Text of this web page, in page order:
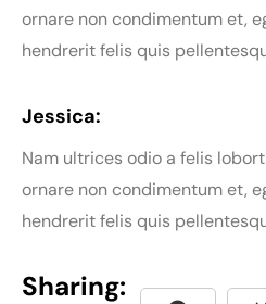
ornare non condimentum et,
hendrerit felis quis
Jessica:
Nam ultrices odio a felis
ornare non condimentum et,
hendrerit felis quis
Sharing: